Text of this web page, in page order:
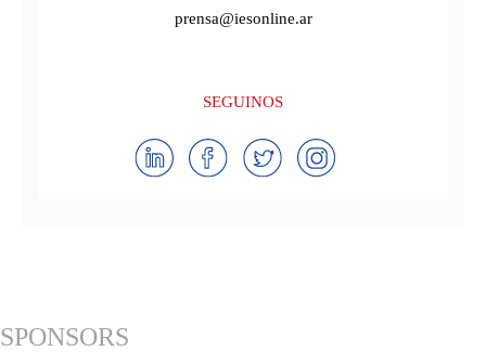
prensa@iesonline.ar
SEGUINOS
SPONSORS